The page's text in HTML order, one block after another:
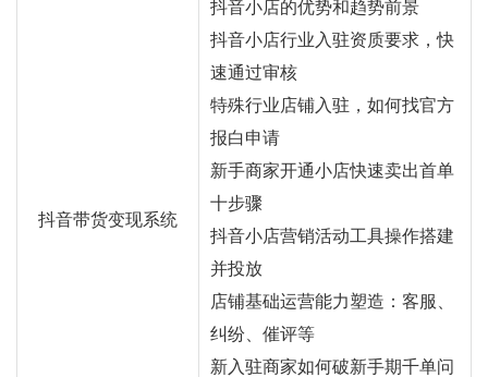
抖音带货变现系统
抖音小店的优势和趋势前景
抖音小店行业入驻资质要求，快
速通过审核
特殊行业店铺入驻，如何找官方
报白申请
新手商家开通小店快速卖出首单
十步骤
抖音小店营销活动工具操作搭建
并投放
店铺基础运营能力塑造：客服、
纠纷、催评等
新入驻商家如何破新手期千单问